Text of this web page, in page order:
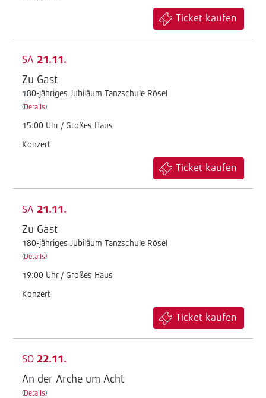
Ticket kaufen
SA 21.11.
Zu Gast
180-jähriges Jubiläum Tanzschule Rösel
(Details)
15:00 Uhr / Großes Haus
Konzert
Ticket kaufen
SA 21.11.
Zu Gast
180-jähriges Jubiläum Tanzschule Rösel
(Details)
19:00 Uhr / Großes Haus
Konzert
Ticket kaufen
SO 22.11.
An der Arche um Acht
(Details)